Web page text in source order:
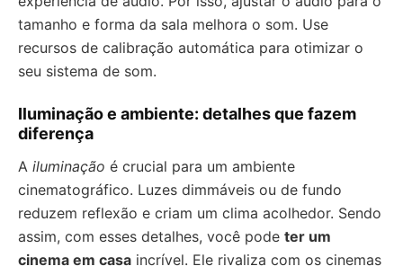
tamanho e forma da sala melhora o som. Use
recursos de calibração automática para otimizar o
seu sistema de som.
Iluminação e ambiente: detalhes que fazem
diferença
A iluminação é crucial para um ambiente
cinematográfico. Luzes dimmáveis ou de fundo
reduzem reflexão e criam um clima acolhedor. Sendo
assim, com esses detalhes, você pode ter um
cinema em casa incrível. Ele rivaliza com os cinemas